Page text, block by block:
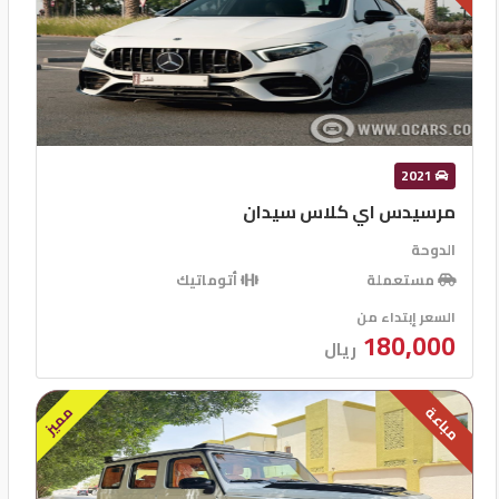
2021
مرسيدس اي كلاس سيدان
الدوحة
مستعملة
أتوماتيك
السعر إبتداء من
180,000 ريال
مميز مباعة